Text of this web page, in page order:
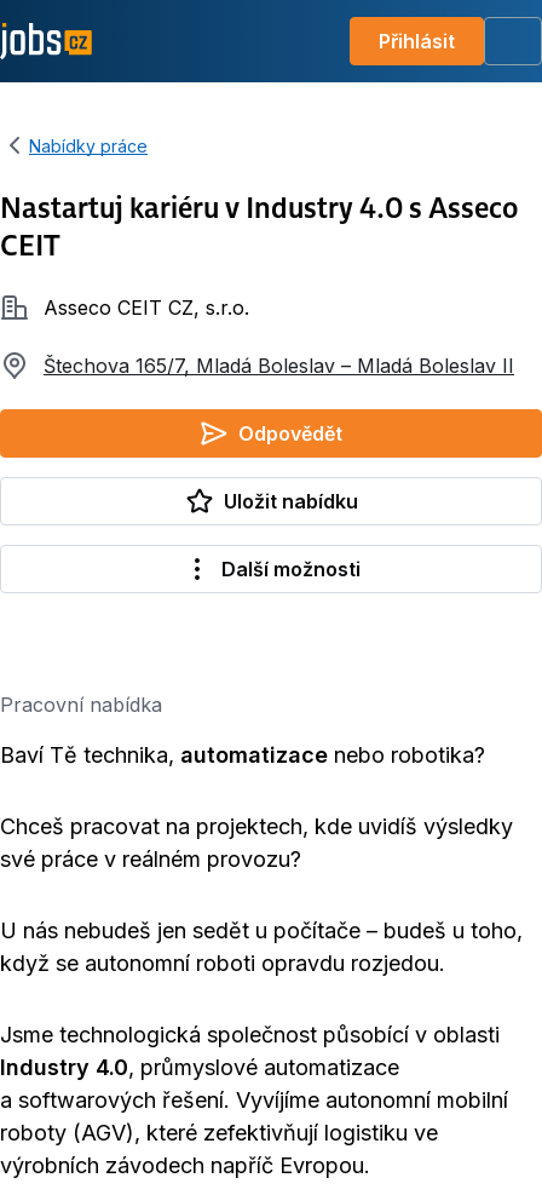
Přihlásit
Nabídky práce
Nastartuj kariéru v Industry 4.0 s Asseco
CEIT
SpolečnostAsseco CEIT CZ, s.r.o.
Štechova 165/7, Mladá Boleslav – Mladá Boleslav II
Odpovědět
Uložit nabídku
Další možnosti
Pracovní nabídka
Baví Tě technika, automatizace nebo robotika?
Chceš pracovat na projektech, kde uvidíš výsledky
své práce v reálném provozu?
U nás nebudeš jen sedět u počítače – budeš u toho,
když se autonomní roboti opravdu rozjedou.
Jsme technologická společnost působící v oblasti
Industry 4.0, průmyslové automatizace
a softwarových řešení. Vyvíjíme autonomní mobilní
roboty (AGV), které zefektivňují logistiku ve
výrobních závodech napříč Evropou.